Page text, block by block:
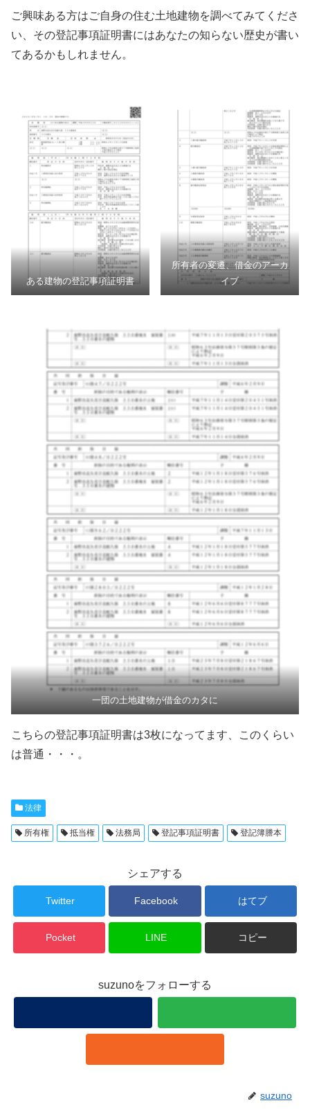
ご興味ある方はご自身の住む土地建物を調べてみてくださ
い、その登記事項証明書にはあなたの知らない歴史が書い
てあるかもしれません。
ある建物の登記事項証明書
所有者の変遷、借金のアーカ
イブ
一団の土地建物が借金のカタに
こちらの登記事項証明書は3枚になってます、このくらい
は普通・・・。
法律
所有権 抵当権 法務局 登記事項証明書 登記簿謄本
シェアする
Twitter Facebook はてブ
Pocket LINE コピー
suzunoをフォローする
suzuno